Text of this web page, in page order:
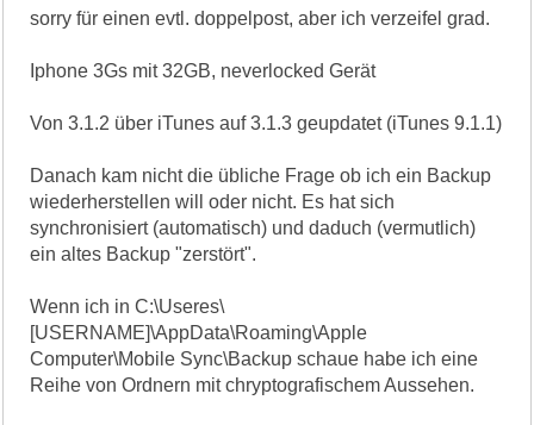
sorry für einen evtl. doppelpost, aber ich verzeifel grad.
Iphone 3Gs mit 32GB, neverlocked Gerät
Von 3.1.2 über iTunes auf 3.1.3 geupdatet (iTunes 9.1.1)
Danach kam nicht die übliche Frage ob ich ein Backup
wiederherstellen will oder nicht. Es hat sich
synchronisiert (automatisch) und daduch (vermutlich)
ein altes Backup "zerstört".
Wenn ich in C:\Useres\
[USERNAME]\AppData\Roaming\Apple
Computer\Mobile Sync\Backup schaue habe ich eine
Reihe von Ordnern mit chryptografischem Aussehen.